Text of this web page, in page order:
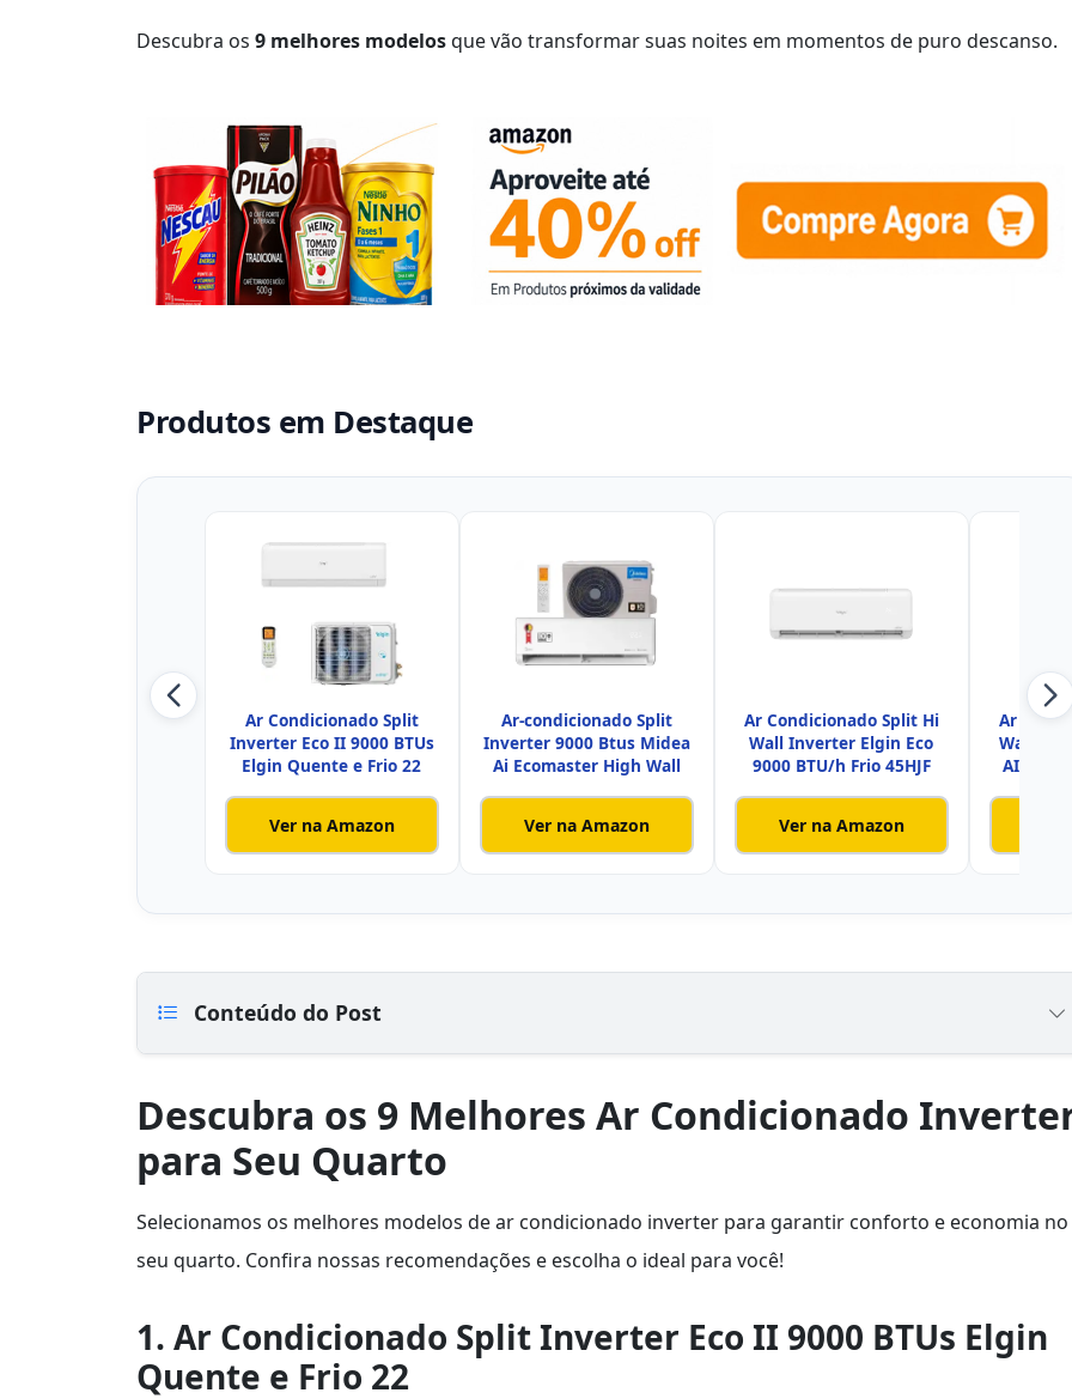
Descubra os 9 melhores modelosque vão transformar suas noites em momentos de puro descanso.
Produtos em Destaque
Ar Condicionado Split
Inverter Eco II 9000 BTUs
Elgin Quente e Frio 22
Ver na Amazon
Ar-condicionado Split
Inverter 9000 Btus Midea
Ai Ecomaster High Wall
Ver na Amazon
Ar Condicionado Split Hi
Wall Inverter Elgin Eco
9000 BTU/h Frio 45HJF
Ver na Amazon
Ar
Wall
AI
Conteúdo do Post
Descubra os 9 Melhores Ar Condicionado
para Seu Quarto
Selecionamos os melhores modelos de ar condicionado inverter para garantir conforto e economia no
seu quarto. Confira nossas recomendações e escolha o ideal para você!
1. Ar Condicionado Split Inverter Eco II 9000 BTUs Elgin
Quente e Frio 22